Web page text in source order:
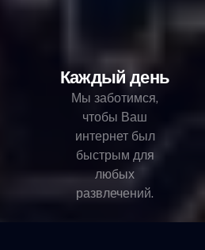
Каждый день
Мы заботимся,
чтобы Ваш
интернет был
быстрым для
любых
развлечений.